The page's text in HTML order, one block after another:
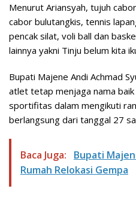
Menurut Ariansyah, tujuh
cabor bulutangkis, tennis
pencak silat, voli ball dan
lainnya yakni Tinju belum kita
Bupati Majene Andi Achmad
atlet tetap menjaga nama
sportifitas dalam mengikuti
berlangsung dari tanggal 27
Baca Juga:
Bupati
Rumah Relokasi Gempa